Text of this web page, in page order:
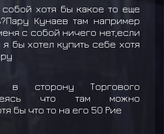
хотя бы какое то еще
Кунаев там например
с собой ничего нет,если
бы хотел купить себе хотя
в сторону Торгового
что там можно
бы что то на его 50 Рие